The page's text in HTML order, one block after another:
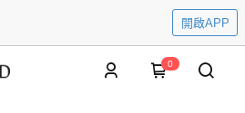
開啟APP
0